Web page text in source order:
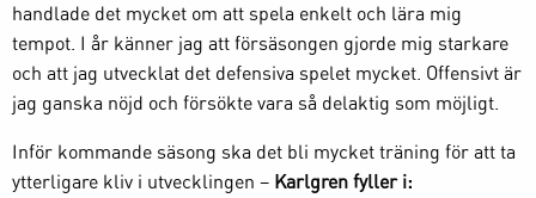
handlade det mycket om att spela enkelt och lära mig
tempot. I år känner jag att försäsongen gjorde mig starkare
och att jag utvecklat det defensiva spelet mycket. Offensivt är
jag ganska nöjd och försökte vara så delaktig som möjligt.
Inför kommande säsong ska det bli mycket träning för att ta
ytterligare kliv i utvecklingen – Karlgren fyller i: